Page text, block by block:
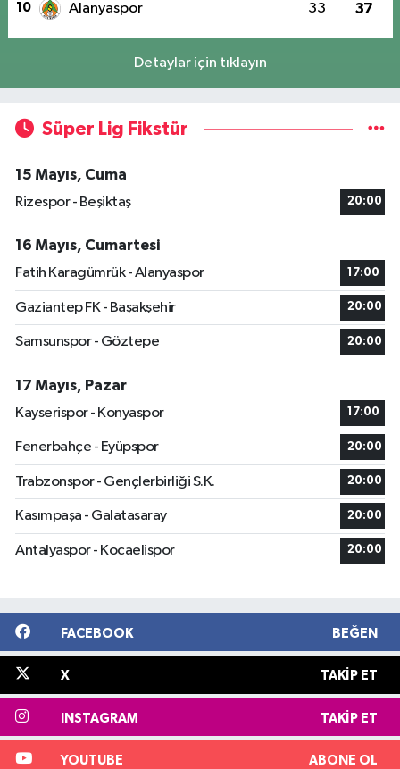
10 Alanyaspor 33 37
Detaylar için tıklayın
Süper Lig Fikstür
15 Mayıs, Cuma
Rizespor - Beşiktaş
20:00
16 Mayıs, Cumartesi
Fatih Karagümrük - Alanyaspor
17:00
Gaziantep FK - Başakşehir 20:00
Samsunspor - Göztepe 20:00
17 Mayıs, Pazar
Kayserispor - Konyaspor
17:00
Fenerbahçe - Eyüpspor 20:00
Trabzonspor - Gençlerbirliği S.K. 20:00
Kasımpaşa - Galatasaray 20:00
Antalyaspor - Kocaelispor 20:00
FACEBOOK BEĞEN
X TAKIP ET
INSTAGRAM TAKIP ET
YOUTUBE ABONE OL